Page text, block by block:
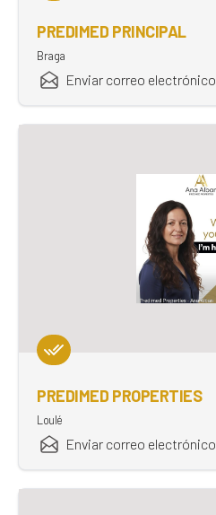
PREDIMED PRINCIPAL
Braga
Enviar correo electrónico
PREDIMED PROPERTIES
Loulé
Enviar correo electrónico